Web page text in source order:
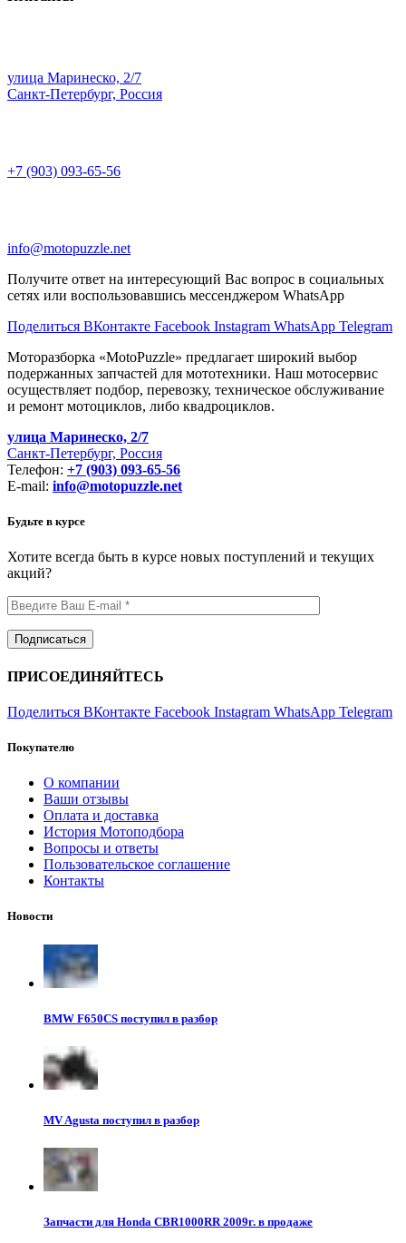
улица Маринеско, 2/7
Санкт-Петербург, Россия
+7 (903) 093-65-56
info@motopuzzle.net
Получите ответ на интересующий Вас вопрос в социальных
сетях или воспользовавшись мессенджером WhatsApp
Поделиться ВКонтакте Facebook Instagram WhatsApp Telegram
Моторазборка «MotoPuzzle» предлагает широкий выбор
подержанных запчастей для мототехники. Наш мотосервис
осуществляет подбор, перевозку, техническое обслуживание
и ремонт мотоциклов, либо квадроциклов.
улица Маринеско, 2/7
Санкт-Петербург, Россия
Телефон: +7 (903) 093-65-56
E-mail: info@motopuzzle.net
Будьте в курсе
Хотите всегда быть в курсе новых поступлений и текущих
акций?
ПРИСОЕДИНЯЙТЕСЬ
Поделиться ВКонтакте Facebook Instagram WhatsApp Telegram
Покупателю
О компании
Ваши отзывы
Оплата и доставка
История Мотоподбора
Вопросы и ответы
Пользовательское соглашение
Контакты
Новости
BMW F650CS поступил в разбор
MV Agusta поступил в разбор
Запчасти для Honda CBR1000RR 2009г. в продаже